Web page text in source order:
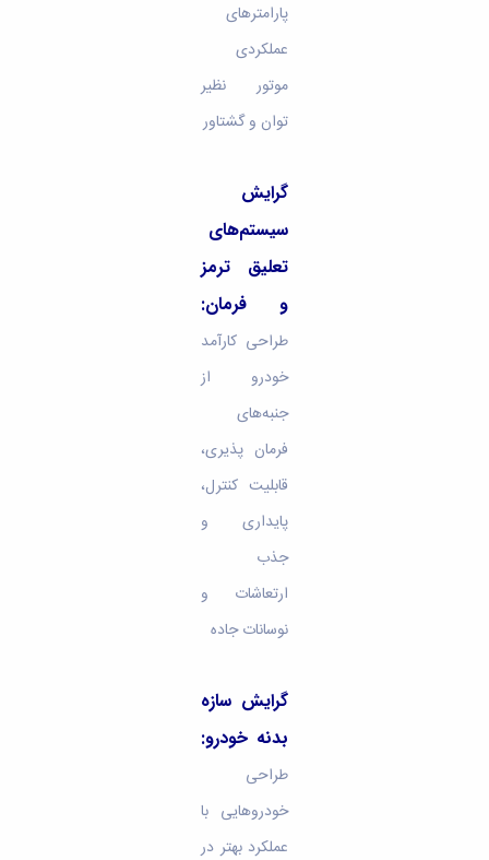
پارامترهای
عملکردی
موتور نظیر
توان و گشتاور
گرایش
سیستم‌های
تعلیق ترمز
و فرمان:
طراحی کارآمد
خودرو از
جنبه‌های
فرمان پذیری،
قابلیت کنترل،
پایداری و
جذب
ارتعاشات و
نوسانات جاده
گرایش سازه
بدنه خودرو:
طراحی
خودروهایی با
عملکرد بهتر در